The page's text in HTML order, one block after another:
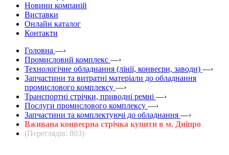
Новини компаній
Виставки
Онлайн каталог
Контакти
Головна —›
Промисловий комплекс —›
Технологічне обладнання (лінії, конвеєри, заводи) —›
Запчастини та витратні матеріали до обладнання
промислового комплексу —›
Транспортні стрічки, приводні ремні —›
Послуги промислового комплексу —›
Запчастини та комплектуючі до обладнання —›
Вживана конвеєрна стрічка купити в м. Дніпро
(Переглядів: 803)